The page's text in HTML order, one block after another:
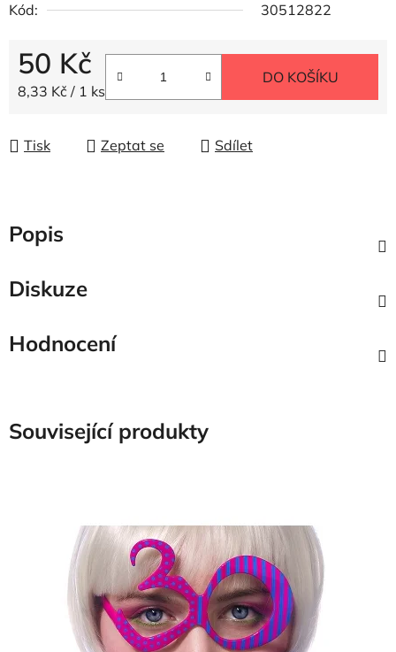
Kód:
30512822
50 Kč
Měrná cena:
8,33 Kč / 1 ks
DO KOŠÍKU
Tisk Zeptat se Sdílet
Popis
Diskuze
Hodnocení
Související produkty